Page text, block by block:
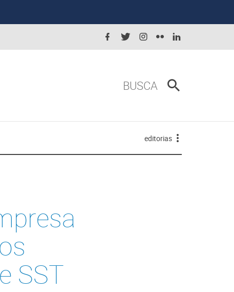
BUSCA
editorias
SST